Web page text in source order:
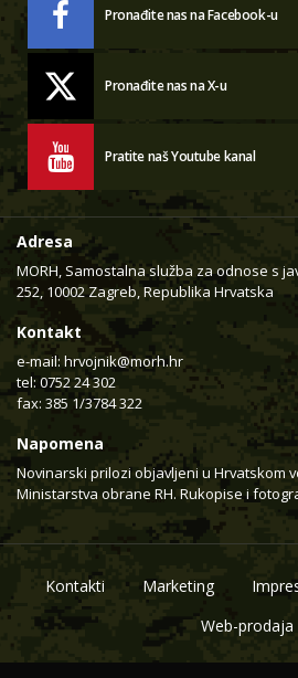
Pronađite nas na Facebook-u
Pronađite nas na X-u
Pratite naš Youtube kanal
Adresa
MORH, Samostalna služba za odnose s
252, 10002 Zagreb, Republika Hrvatska
Kontakt
e-mail: hrvojnik@morh.hr
tel: 0752 24 302
fax: 385 1/3784 322
Napomena
Novinarski prilozi objavljeni u Hrvatskom
Ministarstva obrane RH. Rukopise i
Kontakti Marketing
Web-prodaja